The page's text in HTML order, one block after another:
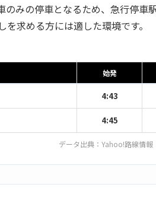
みの停車となるため、急行停車
求める方には適した環境です。
始発
4:43
4:45
データ出典： Yahoo!路線情報